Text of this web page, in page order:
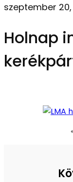
szeptember 20,
Holnap